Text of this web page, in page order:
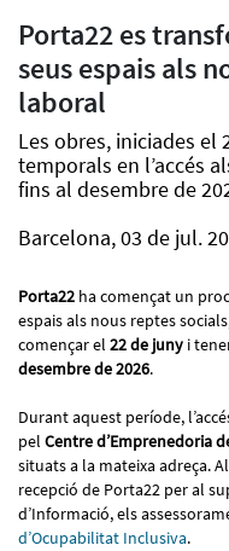
Porta22 es
seus espais als
laboral
Les obres, iniciades el
temporals en l’accés
fins al desembre de
Barcelona, 03 de jul.
Porta22 ha començat un
espais als nous reptes
començar el 22 de juny i
desembre de 2026.
Durant aquest període,
pel Centre d’Emprenedoria
situats a la mateixa adreça.
recepció de Porta22 per al
d’Informació, els
d’Ocupabilitat Inclusiva.